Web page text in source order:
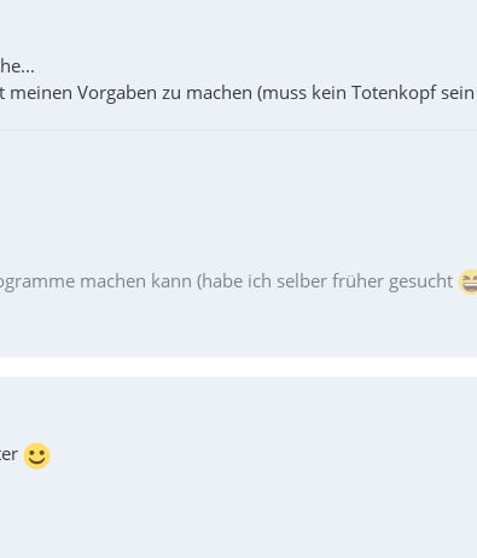
Vorgaben zu machen (muss kein Totenkopf sein
machen kann (habe ich selber früher gesucht